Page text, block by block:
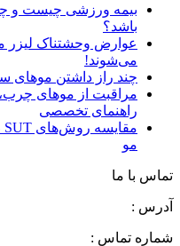
بیمه ورزشی چیست و
باشد؟
عوارض وحشتناک لیزر
می‌شوند!
چند راز داشتن
مراقبت از موهای
راهنمای تخصصی
مو
تماس با ما
آدرس :
شماره تماس :